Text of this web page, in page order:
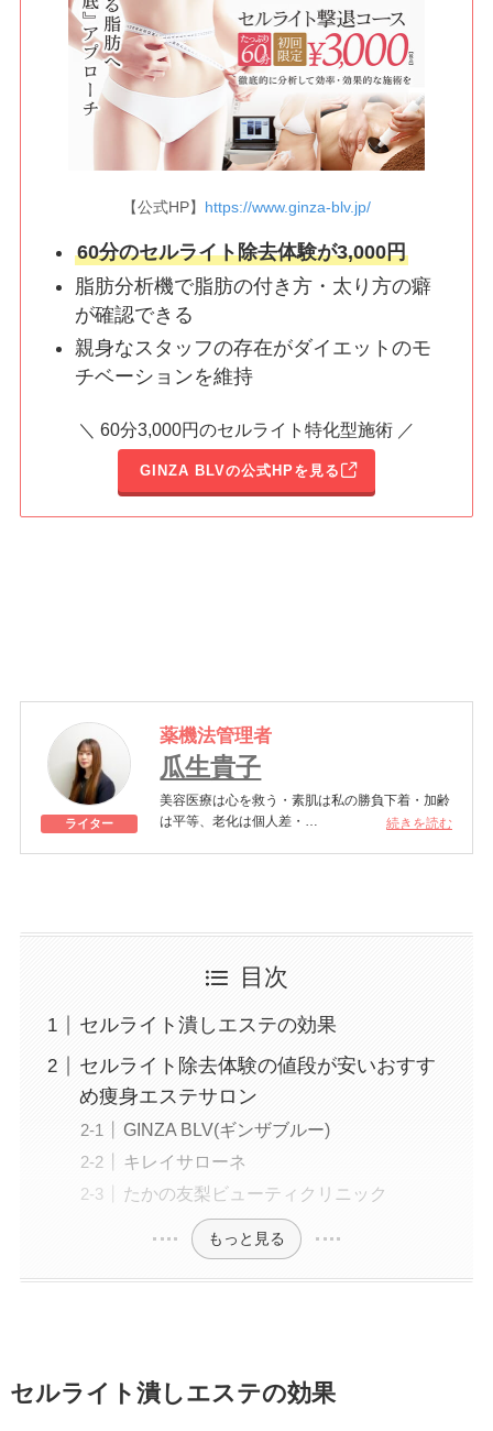
【公式HP】 https://www.ginza-blv.jp/
60分のセルライト除去体験が3,000円
脂肪分析機で脂肪の付き方・太り方の癖
が確認できる
親身なスタッフの存在がダイエットのモ
チベーションを維持
＼ 60分3,000円のセルライト特化型施術 ／
GINZA BLVの公式HPを見る
ライター
薬機法管理者
瓜生貴子
美容医療は心を救う・素肌は私の勝負下着・加齢
は平等、老化は個人差・
タ注射、いぼ除去、医療脱毛など
続きを読む
目次
セルライト潰しエステの効果
セルライト除去体験の値段が安いおすす
め痩身エステサロン
GINZA BLV(ギンザブルー)
キレイサローネ
たかの友梨ビューティクリニック
もっと見る
セルライト潰しエステの効果